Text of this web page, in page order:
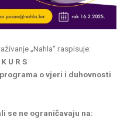
„Nahla“ raspisuje:
U R S
o vjeri i duhovnosti
se ne ograničavaju na: